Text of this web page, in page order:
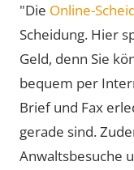
"Die Online-
Scheidung. Hier
Geld, denn Sie
bequem per
Brief und Fax
gerade sind.
Anwaltsbesuche